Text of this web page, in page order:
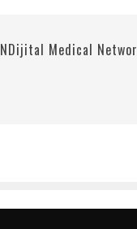
Medical